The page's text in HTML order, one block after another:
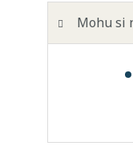
Mohu si